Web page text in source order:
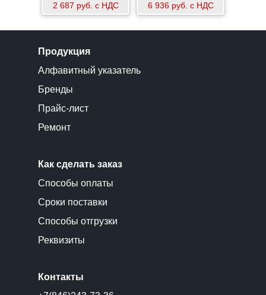
2 687 руб. с НДС 6 936 руб. с НДС
Продукция
Алфавитный указатель
Бренды
Прайс-лист
Ремонт
Как сделать заказ
Способы оплаты
Сроки поставки
Способы отгрузки
Реквизиты
Контакты